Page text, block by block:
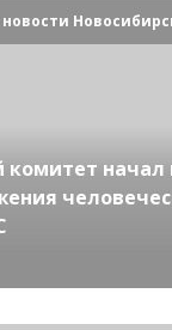
начал